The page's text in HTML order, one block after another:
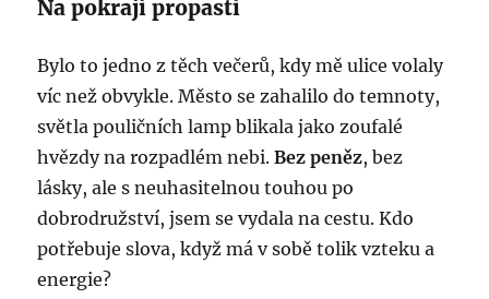
Na pokraji propasti
Bylo to jedno z těch večerů, kdy mě ulice volaly
víc než obvykle. Město se zahalilo do temnoty,
světla pouličních lamp blikala jako zoufalé
hvězdy na rozpadlém nebi.Bez peněz, bez
lásky, ale s neuhasitelnou touhou po
dobrodružství, jsem se vydala na cestu. Kdo
potřebuje slova, když má v sobě tolik vzteku a
energie?